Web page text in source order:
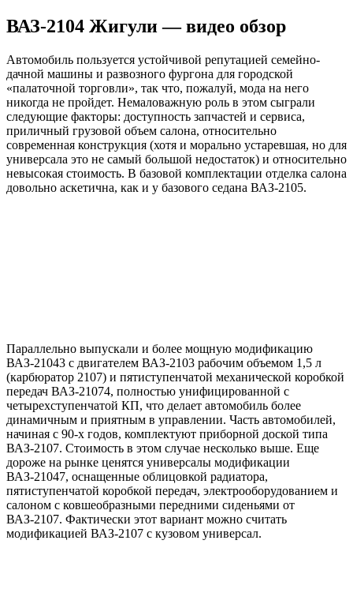
ВАЗ-2104 Жигули — видео обзор
Автомобиль пользуется устойчивой репутацией семейно-
дачной машины и развозного фургона для городской
«палаточной торговли», так что, пожалуй, мода на него
никогда не пройдет. Немаловажную роль в этом сыграли
следующие факторы: доступность запчастей и сервиса,
приличный грузовой объем салона, относительно
современная конструкция (хотя и морально устаревшая, но для
универсала это не самый большой недостаток) и относительно
невысокая стоимость. В базовой комплектации отделка салона
довольно аскетична, как и у базового седана ВАЗ-2105.
Параллельно выпускали и более мощную модификацию
ВАЗ-21043 с двигателем ВАЗ-2103 рабочим объемом 1,5 л
(карбюратор 2107) и пятиступенчатой механической коробкой
передач ВАЗ-21074, полностью унифицированной с
четырехступенчатой КП, что делает автомобиль более
динамичным и приятным в управлении. Часть автомобилей,
начиная с 90-х годов, комплектуют приборной доской типа
ВАЗ-2107. Стоимость в этом случае несколько выше. Еще
дороже на рынке ценятся универсалы модификации
ВАЗ-21047, оснащенные облицовкой радиатора,
пятиступенчатой коробкой передач, электрооборудованием и
салоном с ковшеобразными передними сиденьями от
ВАЗ-2107. Фактически этот вариант можно считать
модификацией ВАЗ-2107 с кузовом универсал.